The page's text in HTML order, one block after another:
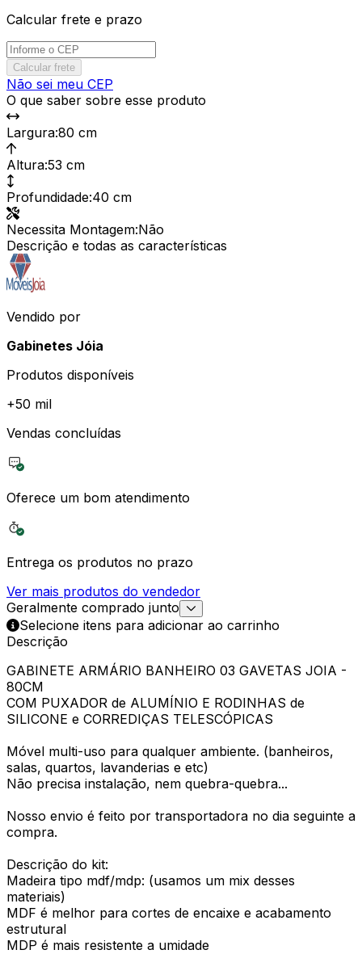
Calcular frete e prazo
Calcular frete
Não sei meu CEP
O que saber sobre esse produto
Largura:80 cm
Altura:53 cm
Profundidade:40 cm
Necessita Montagem:Não
Descrição e todas as características
Vendido por
Gabinetes Jóia
Produtos disponíveis
+50 mil
Vendas concluídas
Oferece um bom atendimento
Entrega os produtos no prazo
Ver mais produtos do vendedor
Geralmente comprado junto
Selecione itens para adicionar ao carrinho
Descrição
GABINETE ARMÁRIO BANHEIRO 03 GAVETAS JOIA -
80CM
COM PUXADOR de ALUMÍNIO E RODINHAS de
SILICONE e CORREDIÇAS TELESCÓPICAS
Móvel multi-uso para qualquer ambiente. (banheiros,
salas, quartos, lavanderias e etc)
Não precisa instalação, nem quebra-quebra...
Nosso envio é feito por transportadora no dia seguinte a
compra.
Descrição do kit:
Madeira tipo mdf/mdp: (usamos um mix desses
materiais)
MDF é melhor para cortes de encaixe e acabamento
estrutural
MDP é mais resistente a umidade